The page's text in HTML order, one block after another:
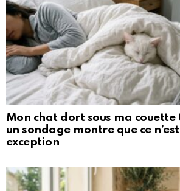
Mon chat dort sous ma couette
un sondage montre que ce
exception